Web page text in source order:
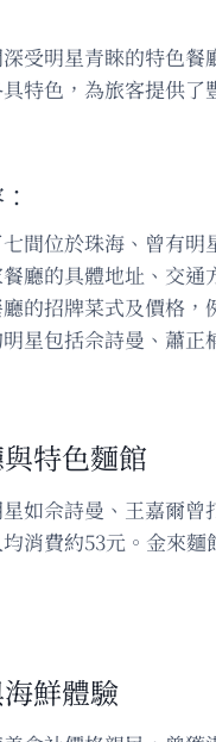
受明星青睞的特色
特色，為旅客提供
間位於珠海、曾有明
廳的具體地址、交通
的招牌菜式及價格，
星包括佘詩曼、蕭正
特色麵館
如佘詩曼、王嘉爾
消費約53元。金來
鮮體驗